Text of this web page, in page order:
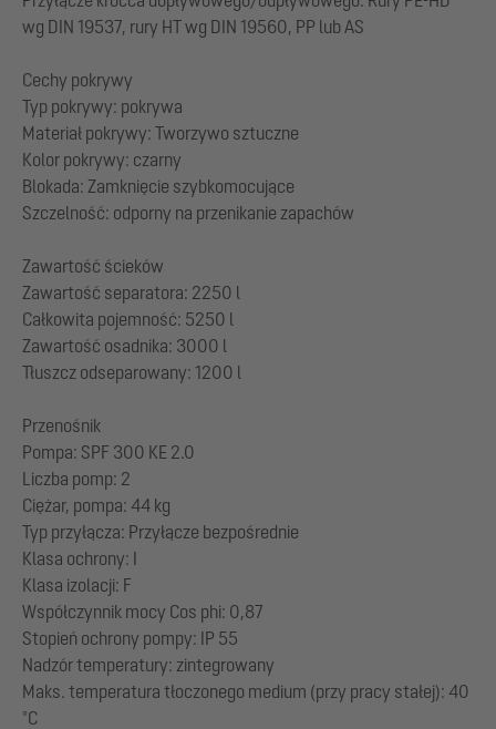
wg DIN 19537, rury HT wg DIN 19560, PP lub AS
Cechy pokrywy
Typ pokrywy: pokrywa
Materiał pokrywy: Tworzywo sztuczne
Kolor pokrywy: czarny
Blokada: Zamknięcie szybkomocujące
Szczelność: odporny na przenikanie zapachów
Zawartość ścieków
Zawartość separatora: 2250 l
Całkowita pojemność: 5250 l
Zawartość osadnika: 3000 l
Tłuszcz odseparowany: 1200 l
Przenośnik
Pompa: SPF 300 KE 2.0
Liczba pomp: 2
Ciężar, pompa: 44 kg
Typ przyłącza: Przyłącze bezpośrednie
Klasa ochrony: I
Klasa izolacji: F
Współczynnik mocy Cos phi: 0,87
Stopień ochrony pompy: IP 55
Nadzór temperatury: zintegrowany
Maks. temperatura tłoczonego medium (przy pracy stałej): 40
°C